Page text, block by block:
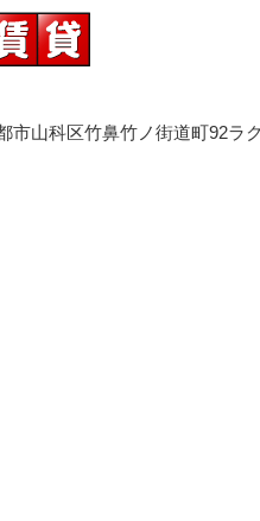
市山科区竹鼻竹ノ街道町92ラ